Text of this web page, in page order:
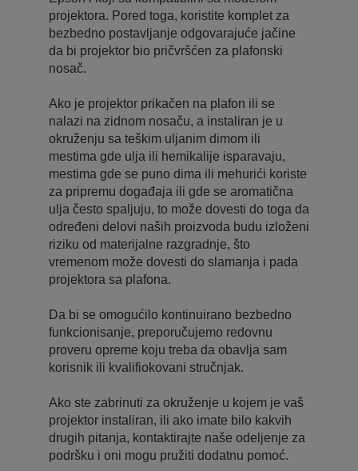
projektora. Pored toga, koristite komplet za
bezbedno postavljanje odgovarajuće jačine
da bi projektor bio pričvršćen za plafonski
nosač.
Ako je projektor prikačen na plafon ili se
nalazi na zidnom nosaču, a instaliran je u
okruženju sa teškim uljanim dimom ili
mestima gde ulja ili hemikalije isparavaju,
mestima gde se puno dima ili mehurići koriste
za pripremu događaja ili gde se aromatična
ulja često spaljuju, to može dovesti do toga da
određeni delovi naših proizvoda budu izloženi
riziku od materijalne razgradnje, što
vremenom može dovesti do slamanja i pada
projektora sa plafona.
Da bi se omogućilo kontinuirano bezbedno
funkcionisanje, preporučujemo redovnu
proveru opreme koju treba da obavlja sam
korisnik ili kvalifiokovani stručnjak.
Ako ste zabrinuti za okruženje u kojem je vaš
projektor instaliran, ili ako imate bilo kakvih
drugih pitanja, kontaktirajte naše odeljenje za
podršku i oni mogu pružiti dodatnu pomoć.